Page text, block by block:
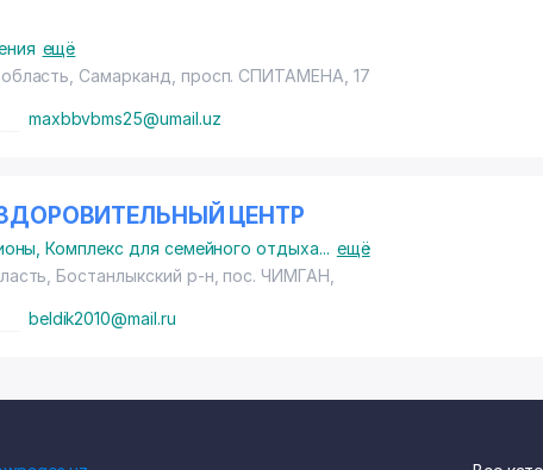
ещё
Самарканд, просп. СПИТАМЕНА , 17
maxbbvbms25@umail.uz
ЦЕНТР
,Комплекс для семейного отдыха... ещё
Бостанлыкский р-н, пос. ЧИМГАН
beldik2010@mail.ru